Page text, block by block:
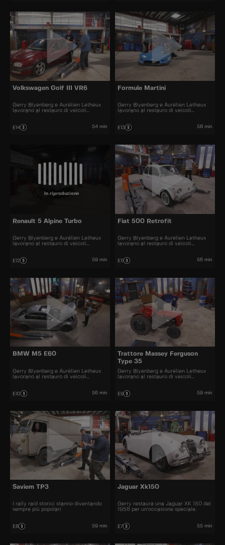
Volkswagen Golf III VR6
Gerry Blyenberg e Aurélien Letheux
lavorano al restauro di veicoli
E14 54 min
Formule Martini
Gerry Blyenberg e Aurélien Letheux
lavorano al restauro di veicoli
E13 58 min
In riproduzione
Renault 5 Alpine Turbo
Gerry Blyenberg e Aurélien Letheux
lavorano al restauro di veicoli
E12 59 min
Fiat 500 Retrofit
Gerry Blyenberg e Aurélien Letheux
lavorano al restauro di veicoli
E11 56 min
BMW M5 E60
Gerry Blyenberg e Aurélien Letheux
lavorano al restauro di veicoli
E10 56 min
Trattore Massey Ferguson
Type 35
Gerry Blyenberg e Aurélien Letheux
lavorano al restauro di veicoli
E9 59 min
Saviem TP3
I rally raid storici stanno diventando
sempre più popolari
E8 59 min
Jaguar Xk150
Gerry restaura una Jaguar XK 150 del
1958 per un'occasione speciale.
E7 55 min